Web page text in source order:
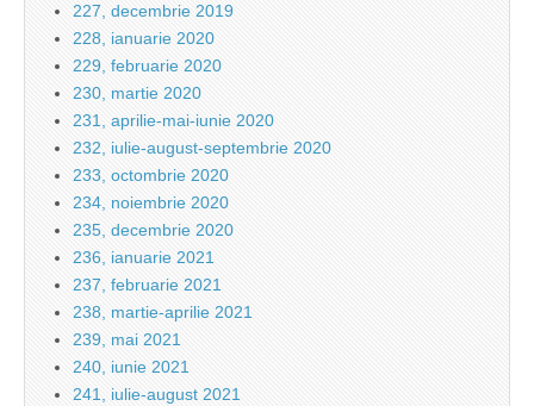
227, decembrie 2019
228, ianuarie 2020
229, februarie 2020
230, martie 2020
231, aprilie-mai-iunie 2020
232, iulie-august-septembrie 2020
233, octombrie 2020
234, noiembrie 2020
235, decembrie 2020
236, ianuarie 2021
237, februarie 2021
238, martie-aprilie 2021
239, mai 2021
240, iunie 2021
241, iulie-august 2021